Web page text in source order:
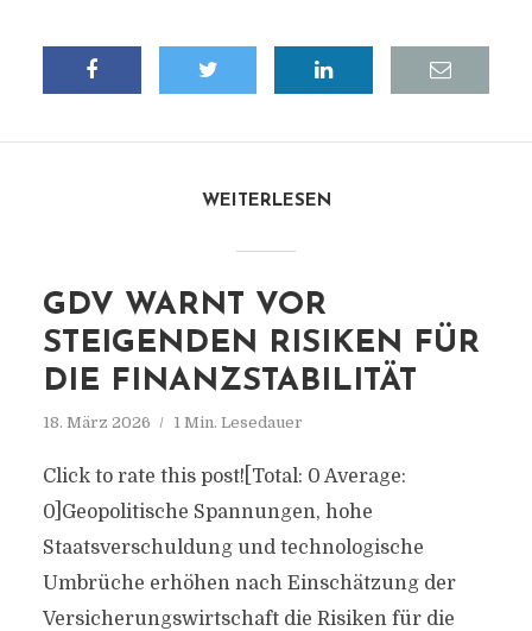
WEITERLESEN
GDV WARNT VOR
STEIGENDEN RISIKEN FÜR
DIE FINANZSTABILITÄT
18. März 2026 1 Min. Lesedauer
Click to rate this post![Total: 0 Average:
0]Geopolitische Spannungen, hohe
Staatsverschuldung und technologische
Umbrüche erhöhen nach Einschätzung der
Versicherungswirtschaft die Risiken für die